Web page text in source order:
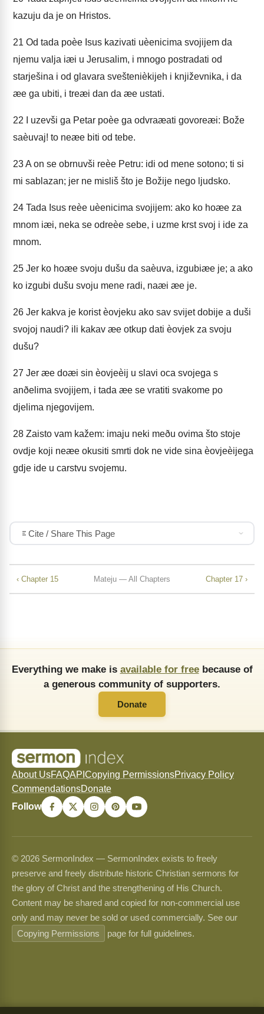
kazuju da je on Hristos.
21 Od tada poèe Isus kazivati uèenicima svojijem da
njemu valja iæi u Jerusalim, i mnogo postradati od
starješina i od glavara sveštenièkijeh i književnika, i da
æe ga ubiti, i treæi dan da æe ustati.
22 I uzevši ga Petar poèe ga odvraæati govoreæi: Bože
saèuvaj! to neæe biti od tebe.
23A on se obrnuvši reèe Petru: idi od mene sotono; ti si
mi sablazan; jer ne misliš što je Božije nego ljudsko.
24 Tada Isus reèe uèenicima svojijem: ako ko hoæe za
mnom iæi, neka se odreèe sebe, i uzme krst svoj i ide za
mnom.
25 Jer ko hoæe svoju dušu da saèuva, izgubiæe je; a ako
ko izgubi dušu svoju mene radi, naæi æe je.
26 Jer kakva je korist èovjeku ako sav svijet dobije a duši
svojoj naudi? ili kakav æe otkup dati èovjek za svoju
dušu?
27 Jer æe doæi sin èovjeèij u slavi oca svojega s
anðelima svojijem, i tada æe se vratiti svakome po
djelima njegovijem.
28 Zaisto vam kažem: imaju neki meðu ovima što stoje
ovdje koji neæe okusiti smrti dok ne vide sina èovjeèijega
gdje ide u carstvu svojemu.
Cite / Share This Page
‹ Chapter 15 Mateju — All Chapters Chapter 17 ›
Everything we make is available for freebecause of
a generous community of supporters.
Donate
About UsFAQAPI Copying PermissionsPrivacy Policy
CommendationsDonate
Follow
© 2026 SermonIndex — SermonIndex exists to freely
preserve and freely distribute historic Christian sermons for
the glory of Christ and the strengthening of His Church.
Content may be shared and copied for non-commercial use
only and may never be sold or used commercially. See our
Copying Permissions
page for full guidelines.